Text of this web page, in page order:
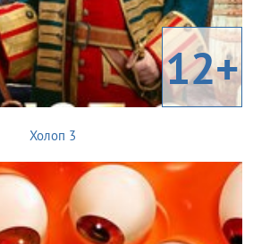
12+
Холоп 3